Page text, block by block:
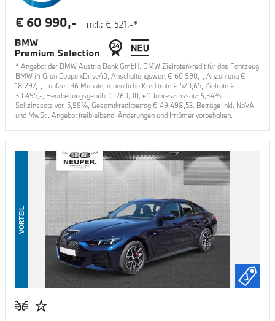
mtl.: € 521,-*
€ 60 990,-
* Angebot der BMW Austria Bank GmbH. BMW Zielratenkredit für das Fahrzeug
BMW i4 Gran Coupe xDrive40, Anschaffungswert € 60 990,-, Anzahlung €
18 297,-, Laufzeit36 Monate, monatliche Kreditrate € 520,65, Zielrate €
30 495,-, Bearbeitungsgebühr € 260,00, eff. Jahreszinssatz 6,34%,
Sollzinssatz var. 5,99%, Gesamtkreditbetrag € 49 498,53. Beträge inkl. NoVA
und MwSt.. Angebot freibleibend. Änderungen und Irrtümer vorbehalten.
VORTEIL